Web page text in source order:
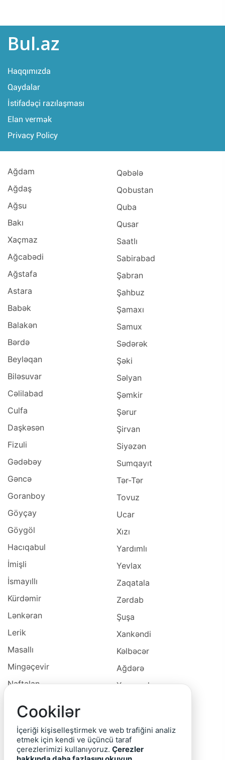
Bul.az
Haqqımızda
Qaydalar
İstifadəçi razılaşması
Elan vermək
Privacy Policy
Ağdam
Ağdaş
Ağsu
Bakı
Xaçmaz
Ağcabədi
Ağstafa
Astara
Babək
Balakən
Bərdə
Beyləqan
Biləsuvar
Cəlilabad
Culfa
Daşkəsən
Fizuli
Gədəbəy
Gəncə
Goranboy
Göyçay
Göygöl
Hacıqabul
İmişli
İsmayıllı
Kürdəmir
Lənkəran
Lerik
Masallı
Mingəçevir
Naftalan
Neftçala
Oğuz
Ordubad
Qəbələ
Qobustan
Quba
Qusar
Saatlı
Sabirabad
Şabran
Şahbuz
Şamaxı
Samux
Sədərək
Şəki
Səlyan
Şəmkir
Şərur
Şirvan
Siyəzən
Sumqayıt
Tər-Tər
Tovuz
Ucar
Xızı
Yardımlı
Yevlax
Zaqatala
Zərdab
Şuşa
Xankəndi
Kəlbəcər
Ağdərə
Xocavəd
Cəbrayıl
Qubadlı
Cookilər
İçeriği kişiselleştirmek ve web trafiğini analiz
etmek için kendi ve üçüncü taraf
çerezlerimizi kullanıyoruz. Çerezler